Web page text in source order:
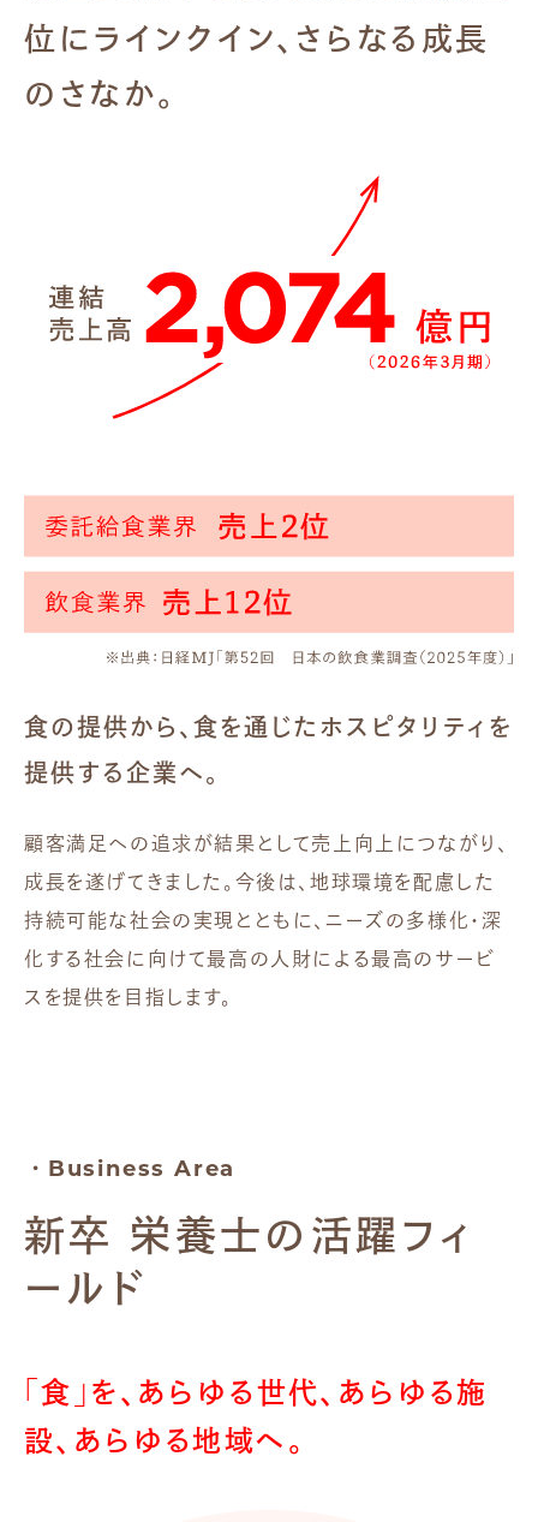
位にラインクイン、さらなる成長
の さなか。
食の提供から、食を通じたホスピタリティを
提供する企業へ。
顧客満足への追求が結果として売上向上につながり、
成長を遂げてきました。今後は、地球環境を配慮した
持続可能な社会の実現とともに、ニーズの多様化・深
化する社会に向けて最高の人財による最高のサービ
スを提供を目指します。
・Business Area
新卒 栄養士の活躍フィ
ールド
「食」を、あらゆる世代、あらゆる施
設、 あらゆる地域へ。